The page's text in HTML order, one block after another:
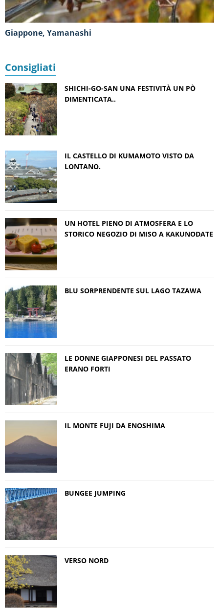
Giappone, Yamanashi
Consigliati
SHICHI-GO-SAN UNA FESTIVITÀ UN PÒ
DIMENTICATA..
IL CASTELLO DI KUMAMOTO VISTO DA
LONTANO.
UN HOTEL PIENO DI ATMOSFERA E LO
STORICO NEGOZIO DI MISO A KAKUNODATE
BLU SORPRENDENTE SUL LAGO TAZAWA
LE DONNE GIAPPONESI DEL PASSATO
ERANO FORTI
IL MONTE FUJI DA ENOSHIMA
BUNGEE JUMPING
VERSO NORD